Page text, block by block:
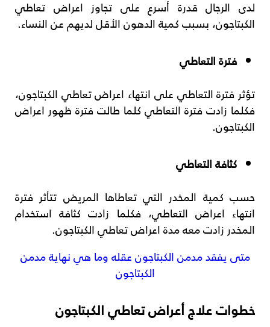
لدى الرجال قدرة أسرع على تجاوز اعراض تعاطي
الكبتاجون، بسبب كمية الدهون الأقل لديهم عن النساء.
فترة التعاطي
تؤثر فترة التعاطي على انتهاء اعراض تعاطي الكبتاجون،
فكلما زادت فترة التعاطي كلما طالت فترة ظهور اعراض
الكبتاجون.
كثافة التعاطي
حسب كمية المخدر التي تعاطاها المريض تتأثر فترة
انتهاء اعراض التعاطي، فكلما زادت كثافة استخدام
المخدر زادت معه مدة اعراض تعاطي الكبتاجون.
متى يفقد مدمن الكبتاجون عقله وما هي نهاية مدمن
الكبتاجون
خطوات علاج أعراض تعاطي الكبتاجون